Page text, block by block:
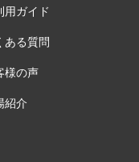
用ガイド
ある質問
様の声
紹介